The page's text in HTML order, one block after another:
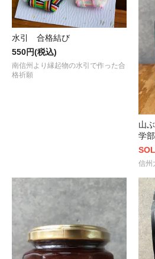
水引 合格結び
550円(税込)
南信州より縁起物の水引で作った合
格祈願
山
学部
信州